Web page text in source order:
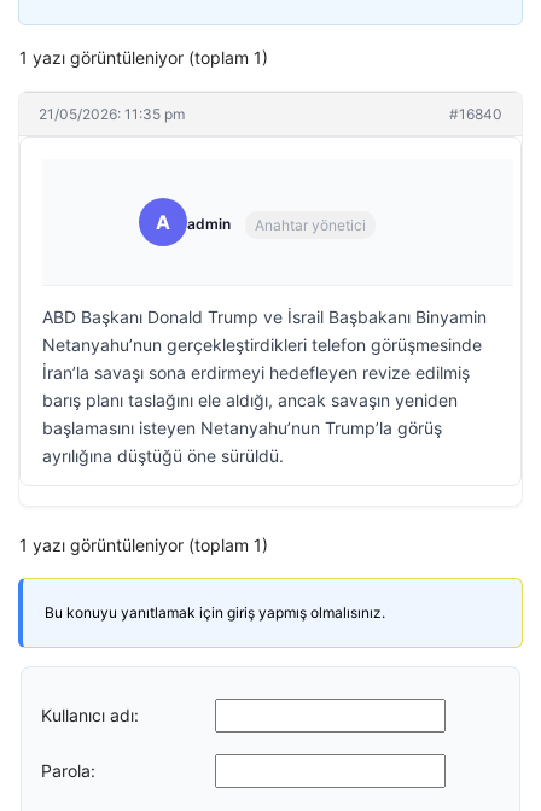
1 yazı görüntüleniyor (toplam 1)
21/05/2026: 11:35 pm #16840
A admin Anahtar yönetici
ABD Başkanı Donald Trump ve İsrail Başbakanı Binyamin
Netanyahu’nun gerçekleştirdikleri telefon görüşmesinde
İran’la savaşı sona erdirmeyi hedefleyen revize edilmiş
barış planı taslağını ele aldığı, ancak savaşın yeniden
başlamasını isteyen Netanyahu’nun Trump’la görüş
ayrılığına düştüğü öne sürüldü.
1 yazı görüntüleniyor (toplam 1)
Bu konuyu yanıtlamak için giriş yapmış olmalısınız.
Kullanıcı adı:
Parola: